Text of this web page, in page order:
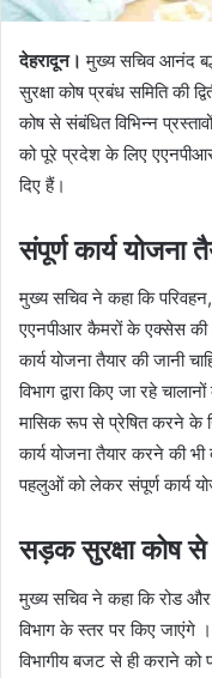
देहरादून।मुख्य सचिव आनंद
सुरक्षा कोष प्रबंध समिति की
कोष से संबंधित विभिन्न
को पूरे प्रदेश के लिए
दिए हैं।
संपूर्ण कार्य योजना
मुख्य सचिव ने कहा कि
एएनपीआर कैमरों के एक्सेस
कार्य योजना तैयार की जानी
विभाग द्वारा किए जा रहे
मासिक रूप से प्रेषित करने के
कार्य योजना तैयार करने की
पहलुओं को लेकर संपूर्ण कार्य
सड़क सुरक्षा कोष से
मुख्य सचिव ने कहा कि रोड और
विभाग के स्तर पर किए जाएंगे
विभागीय बजट से ही कराने